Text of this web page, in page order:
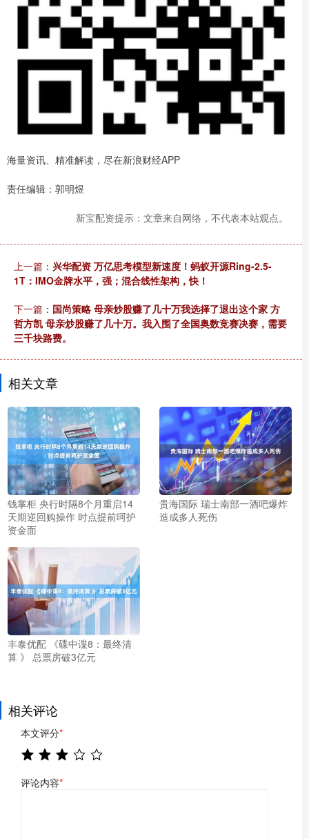
海量资讯、精准解读，尽在新浪财经APP
责任编辑：郭明煜
新宝配资提示：文章来自网络，不代表本站观点。
上一篇： 兴华配资 万亿思考模型新速度！蚂蚁开源Ring-2.5-
1T：IMO金牌水平，强；混合线性架构，快！
下一篇： 国尚策略 母亲炒股赚了几十万我选择了退出这个家 方
哲方凯 母亲炒股赚了几十万。我入围了全国奥数竞赛决赛，需要
三千块路费。
相关文章
钱掌柜 央行时隔8个月重启14
天期逆回购操作 时点提前呵护
资金面
贵海国际 瑞士南部一酒吧爆炸
造成多人死伤
丰泰优配 《碟中谍8：最终清
算 》 总票房破3亿元
相关评论
本文评分*
评论内容*